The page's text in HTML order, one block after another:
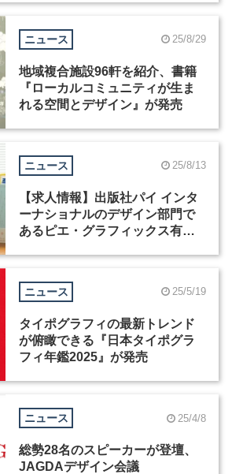
ニュース 25/8/29
地域複合施設96軒を紹介、書籍
『ローカルコミュニティが生ま
れる空間とデザイン』が発売
ニュース 25/8/13
【求人情報】出版社パイ インタ
ーナショナルのデザイン部門で
あるピエ・グラフィックス有限
ニュース 25/5/19
タイポグラフィの最新トレンド
が俯瞰できる『日本タイポグラ
フィ年鑑2025』が発売
ニュース 25/4/8
総勢28名のスピーカーが登壇、
JAGDAデザイン会議